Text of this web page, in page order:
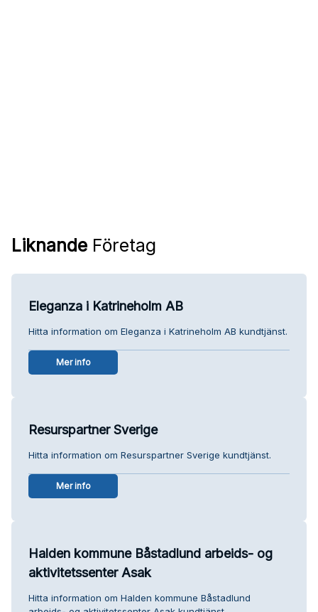
Liknande Företag
Eleganza i Katrineholm AB
Hitta information om Eleganza i Katrineholm AB kundtjänst.
Mer info
Resurspartner Sverige
Hitta information om Resurspartner Sverige kundtjänst.
Mer info
Halden kommune Båstadlund arbeids- og
aktivitetssenter Asak
Hitta information om Halden kommune Båstadlund